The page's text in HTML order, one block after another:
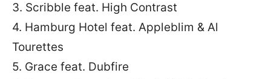
3. Scribble feat. High Contrast
4. Hamburg Hotel feat. Appleblim & Al
Tourettes
5. Grace feat. Dubfire